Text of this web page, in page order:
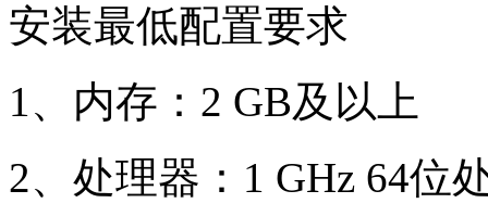
安装最低配置要求
1、内存：2 GB及以上
2、处理器：1 GHz 64位